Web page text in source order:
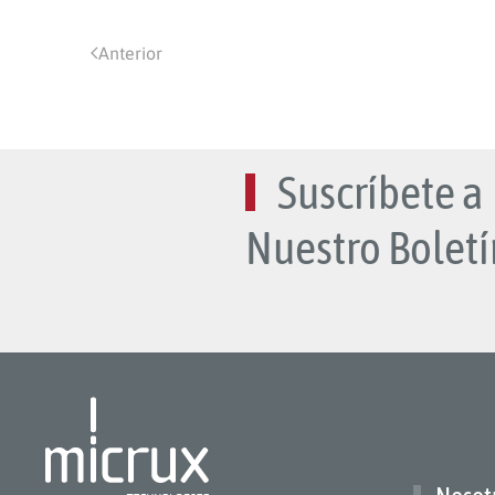
Anterior
Suscríbete a
Nuestro